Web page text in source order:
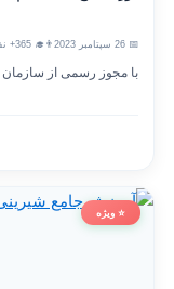
👨‍🎓 365+ نفر
با مجوز رسمی از سازمان
⭐ ویژه